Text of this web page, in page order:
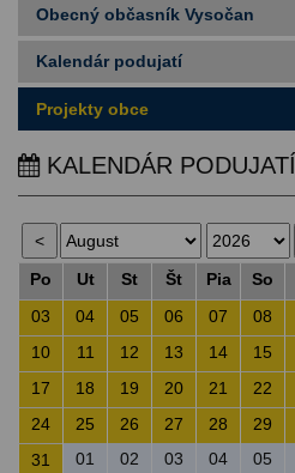
Obecný občasník Vysočan
Kalendár podujatí
Projekty obce
KALENDÁR PODUJATÍ
Po Ut St Št Pia So
03
04 05 06 07 08
10
11 12 13 14 15
17
18 19 20 21 22
24
25 26 27 28 29
31
01 02 03 04 05